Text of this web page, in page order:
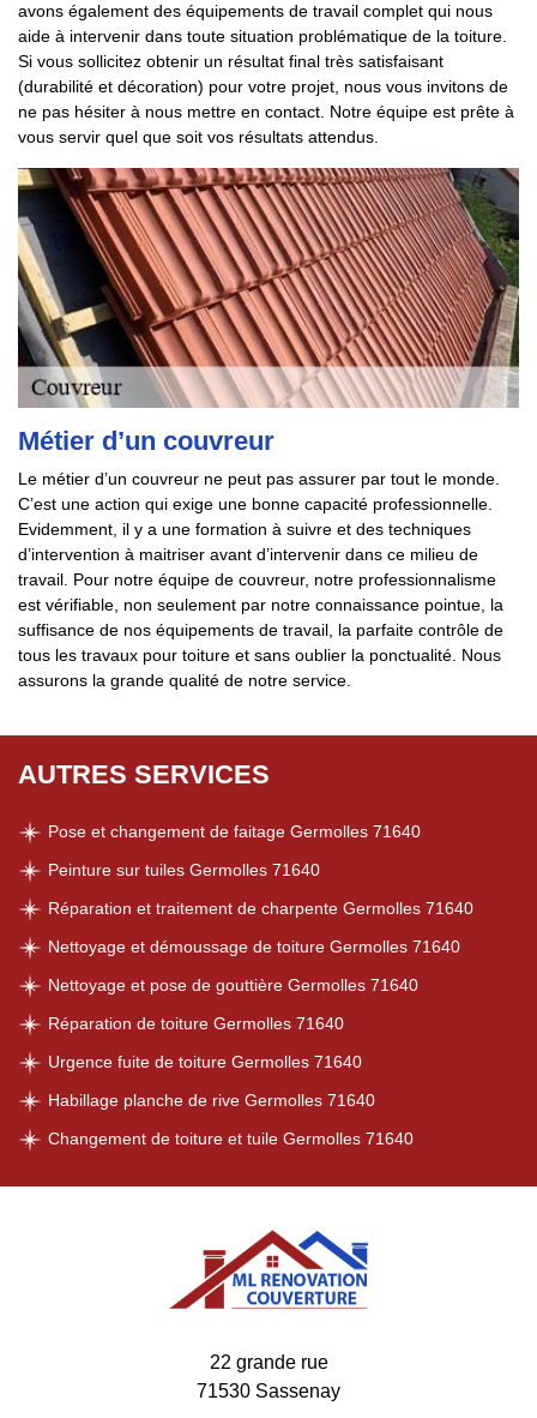
avons également des équipements de travail complet qui nous
aide à intervenir dans toute situation problématique de la toiture.
Si vous sollicitez obtenir un résultat final très satisfaisant
(durabilité et décoration) pour votre projet, nous vous invitons de
ne pas hésiter à nous mettre en contact. Notre équipe est prête à
vous servir quel que soit vos résultats attendus.
Métier d’un couvreur
Le métier d’un couvreur ne peut pas assurer par tout le monde.
C’est une action qui exige une bonne capacité professionnelle.
Evidemment, il y a une formation à suivre et des techniques
d’intervention à maitriser avant d’intervenir dans ce milieu de
travail. Pour notre équipe de couvreur, notre professionnalisme
est vérifiable, non seulement par notre connaissance pointue, la
suffisance de nos équipements de travail, la parfaite contrôle de
tous les travaux pour toiture et sans oublier la ponctualité. Nous
assurons la grande qualité de notre service.
AUTRES SERVICES
Pose et changement de faitage Germolles 71640
Peinture sur tuiles Germolles 71640
Réparation et traitement de charpente Germolles 71640
Nettoyage et démoussage de toiture Germolles 71640
Nettoyage et pose de gouttière Germolles 71640
Réparation de toiture Germolles 71640
Urgence fuite de toiture Germolles 71640
Habillage planche de rive Germolles 71640
Changement de toiture et tuile Germolles 71640
22 grande rue
71530 Sassenay